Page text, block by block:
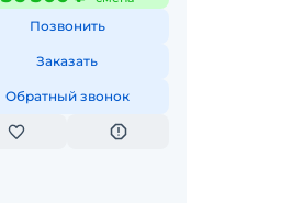
Позвонить
Заказать
Обратный звонок